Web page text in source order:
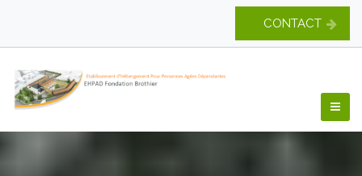
content
CONTACT